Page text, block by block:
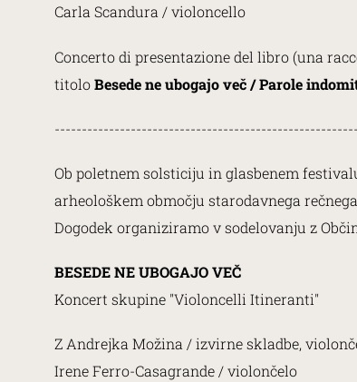
Carla Scandura / violoncello
Concerto di presentazione del libro (una
titoloBesede ne ubogajo več / Parole
Ob poletnem solsticiju in glasbenem
arheološkem območju starodavnega
Dogodek organiziramo v sodelovanju z
BESEDE NE UBOGAJO VEČ
Koncert skupine "Violoncelli Itineranti"
Z Andrejka Možina / izvirne skladbe,
Irene Ferro-Casagrande / violončelo